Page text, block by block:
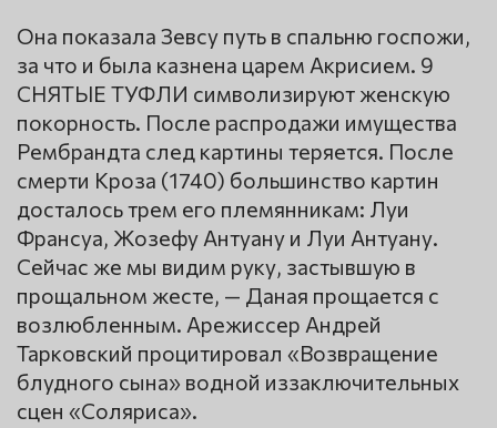
Она показала Зевсу путь в спальню госпожи,
за что и была казнена царем Акрисием. 9
СНЯТЫЕ ТУФЛИ символизируют женскую
покорность. После распродажи имущества
Рембрандта след картины теряется. После
смерти Кроза (1740) большинство картин
досталось трем его племянникам: Луи
Франсуа, Жозефу Антуану и Луи Антуану.
Сейчас же мы видим руку, застывшую в
прощальном жесте, — Даная прощается с
возлюбленным. Арежиссер Андрей
Тарковский процитировал «Возвращение
блудного сына» водной иззаключительных
сцен «Соляриса».